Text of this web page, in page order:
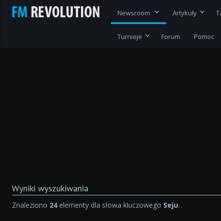
Newsroom Artykuły
Turnieje Forum Pomoc
Wyniki wyszukiwania
Znaleziono 24elementy dla słowa kluczowego Seju.